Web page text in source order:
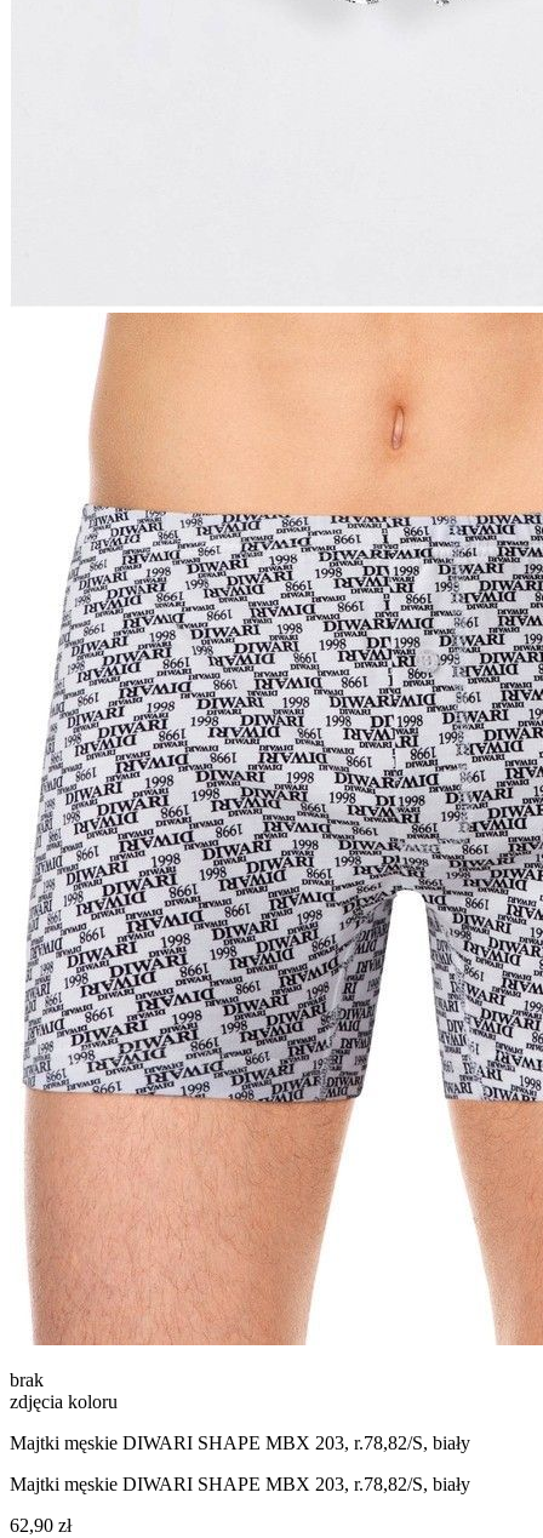
brak
zdjęcia koloru
Majtki męskie DIWARI SHAPE MBX 203, r.78,82/S, biały
Majtki męskie DIWARI SHAPE MBX 203, r.78,82/S, biały
62,90 zł